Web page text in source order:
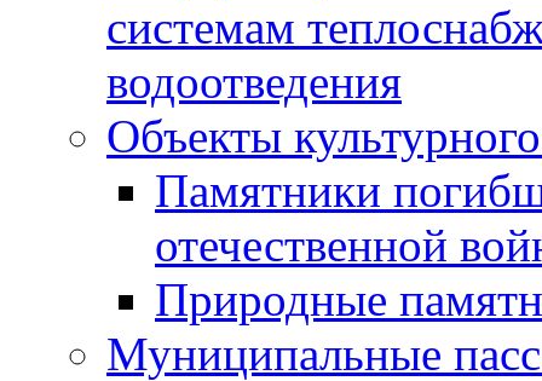
системам
водоотведения
Объекты
Памятники
отечественной
Природные
Муниципальные